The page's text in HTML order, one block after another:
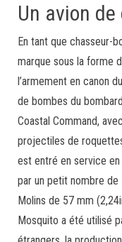
Un avion
En tant que chasseur-
marque sous la forme
l’armement en canon
de bombes du
Coastal Command,
projectiles de
est entré en service
par un petit nombre de
Molins de 57 mm
Mosquito a été utilisé